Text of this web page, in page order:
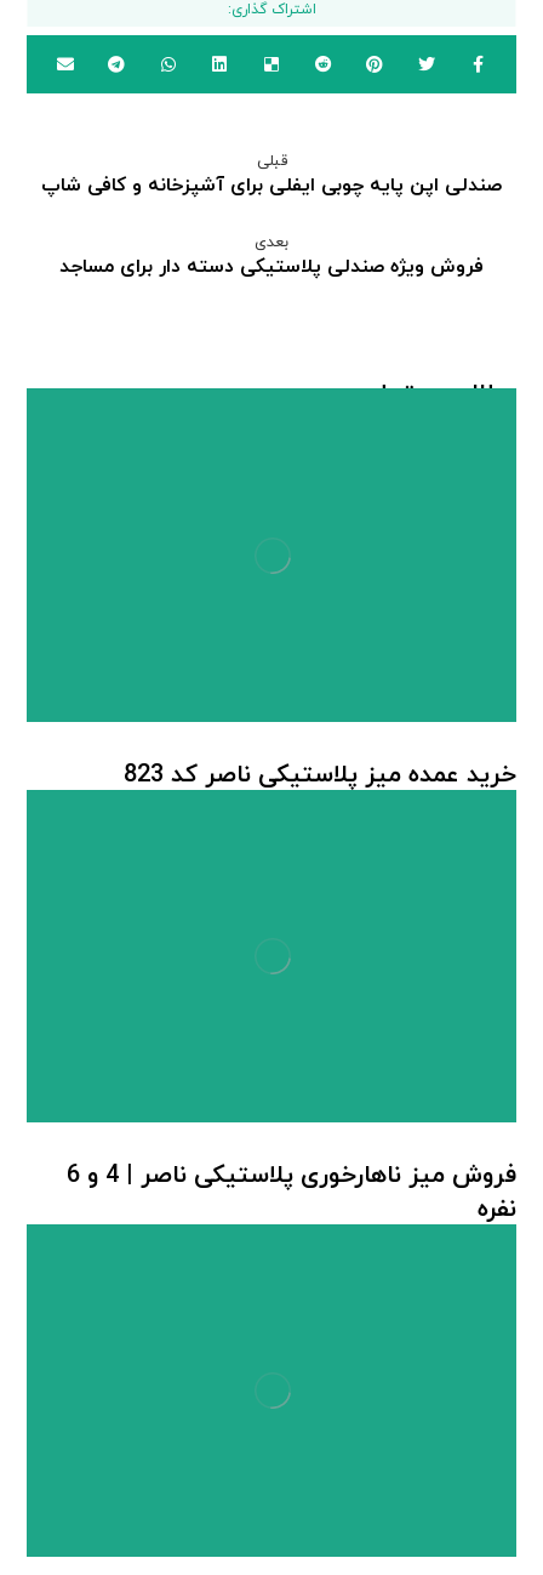
قبلی
صندلی اپن پایه چوبی ایفلی برای آشپزخانه و کافی شاپ
بعدی
فروش ویژه صندلی پلاستیکی دسته دار برای مساجد
مطالب مرتبط ...
خرید عمده میز پلاستیکی ناصر کد 823
فروش میز ناهارخوری پلاستیکی ناصر | 4 و 6
نفره